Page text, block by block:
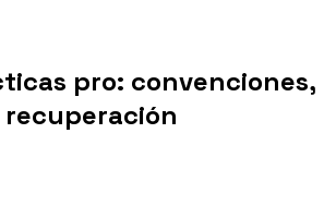
pro: convenciones,